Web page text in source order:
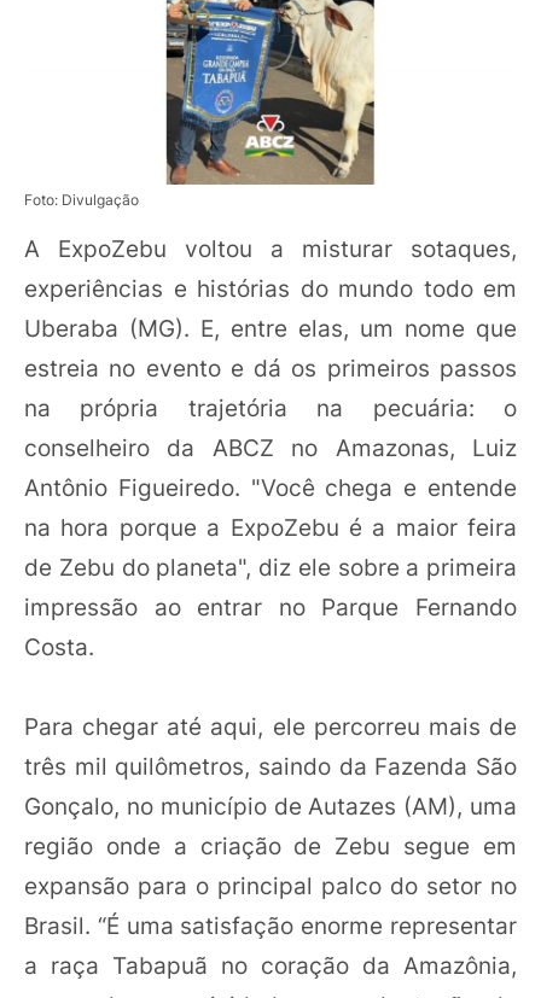
Foto: Divulgação
A ExpoZebu voltou a misturar sotaques,
experiências e histórias do mundo todo em
Uberaba (MG). E, entre elas, um nome que
estreia no evento e dá os primeiros passos
na própria trajetória na pecuária: o
conselheiro da ABCZ no Amazonas, Luiz
Antônio Figueiredo. "Você chega e entende
na hora porque a ExpoZebu é a maior feira
de Zebu do planeta", diz ele sobre a primeira
impressão ao entrar no Parque Fernando
Costa.
Para chegar até aqui, ele percorreu mais de
três mil quilômetros, saindo da Fazenda São
Gonçalo, no município de Autazes (AM), uma
região onde a criação de Zebu segue em
expansão para o principal palco do setor no
Brasil. “É uma satisfação enorme representar
a raça Tabapuã no coração da Amazônia,